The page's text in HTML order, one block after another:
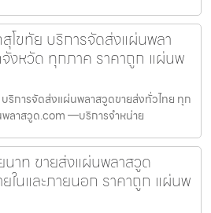
โขทัย บริการจัดส่งแผ่นพลา
งหวัด ทุกภาค ราคาถูก แผ่นพ
ริการจัดส่งแผ่นพลาสวูดขายส่งทั่วไทย ทุก
ลาสวูด.com —บริการจำหน่าย
าท ขายส่งแผ่นพลาสวูด
ในและภายนอก ราคาถูก แผ่นพ